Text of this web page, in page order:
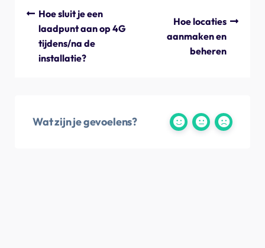
Hoe sluit je een
laadpunt aan op 4G
tijdens/na de
installatie?
Hoe locaties
aanmaken en
beheren
Wat zijn je gevoelens?